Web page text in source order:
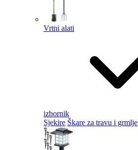
Vrtni alati
izbornik
Sjekire Škare za travu i grmlje